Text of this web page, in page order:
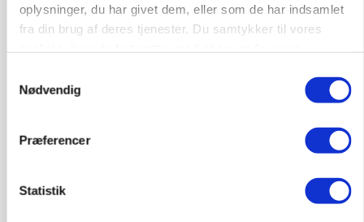
oplysninger, du har givet dem, eller som de har indsamlet
fra din brug af deres tjenester. Du samtykker til vores
Nødvendig
Præferencer
Statistik
Snart kan man søge tilskud til naturprojekter
Før såmaskinen kører: Her er efterårets største